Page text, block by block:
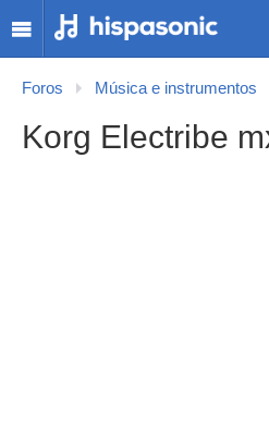
Foros Música e instrumentos
Korg Electribe